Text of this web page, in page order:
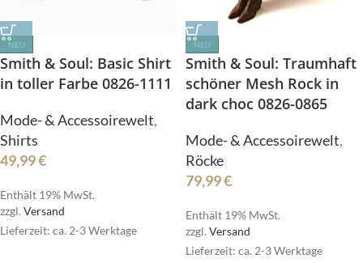
NEU
Smith & Soul: Basic Shirt
in toller Farbe 0826-1111
Mode- & Accessoirewelt,
Shirts
49,99€
Enthält 19% MwSt.
zzgl. Versand
Lieferzeit: ca. 2-3 Werktage
NEU
Smith & Soul: Traumhaft
schöner Mesh Rock in
dark choc 0826-0865
Mode- & Accessoirewelt,
Röcke
79,99€
Enthält 19% MwSt.
zzgl. Versand
Lieferzeit: ca. 2-3 Werktage